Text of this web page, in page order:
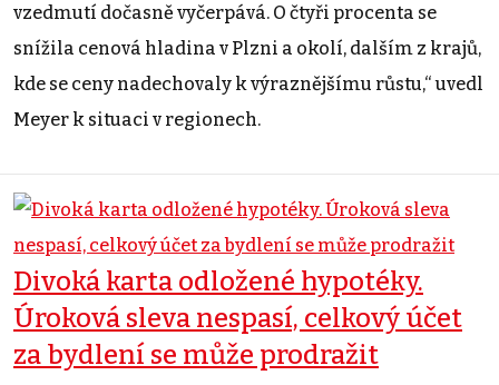
vzedmutí dočasně vyčerpává. O čtyři procenta se
snížila cenová hladina v Plzni a okolí, dalším z krajů,
kde se ceny nadechovaly k výraznějšímu růstu,“ uvedl
Meyer k situaci v regionech.
Divoká karta odložené hypotéky.
Úroková sleva nespasí, celkový účet
za bydlení se může prodražit